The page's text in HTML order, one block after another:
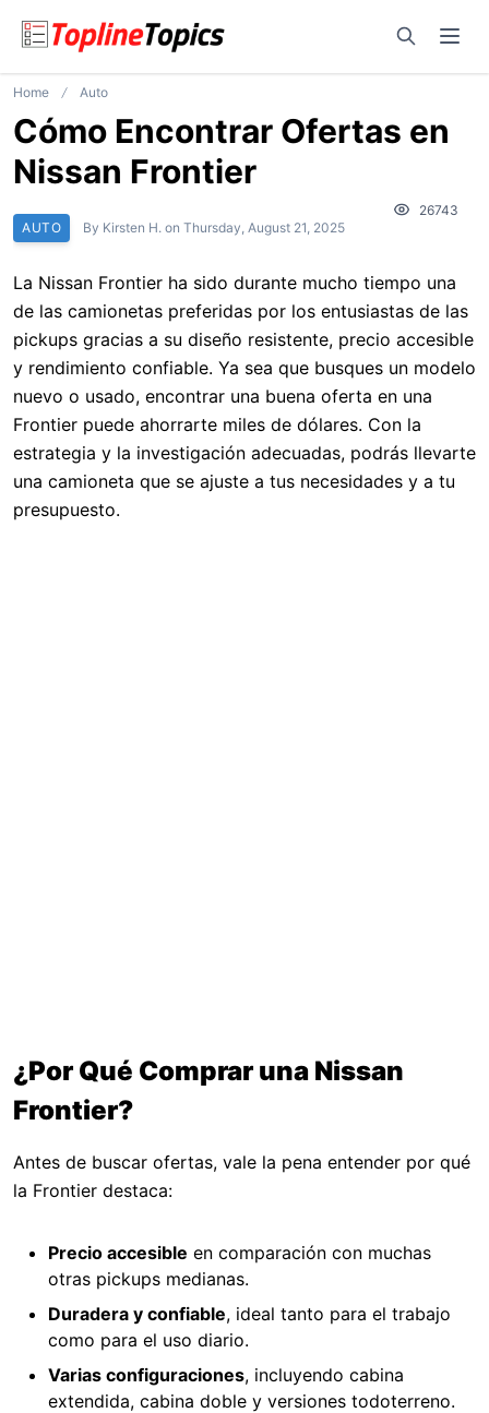
Open
Home Auto
Cómo Encontrar Ofertas en
Nissan Frontier
AUTO By Kirsten H. on Thursday, August 21, 2025
26743
La Nissan Frontier ha sido durante mucho tiempo una
de las camionetas preferidas por los entusiastas de las
pickups gracias a su diseño resistente, precio accesible
y rendimiento confiable. Ya sea que busques un modelo
nuevo o usado, encontrar una buena oferta en una
Frontier puede ahorrarte miles de dólares. Con la
estrategia y la investigación adecuadas, podrás llevarte
una camioneta que se ajuste a tus necesidades y a tu
presupuesto.
¿Por Qué Comprar una Nissan
Frontier?
Antes de buscar ofertas, vale la pena entender por qué
la Frontier destaca:
Precio accesible en comparación con muchas
otras pickups medianas.
Duradera y confiable, ideal tanto para el trabajo
como para el uso diario.
Varias configuraciones, incluyendo cabina
extendida, cabina doble y versiones todoterreno.